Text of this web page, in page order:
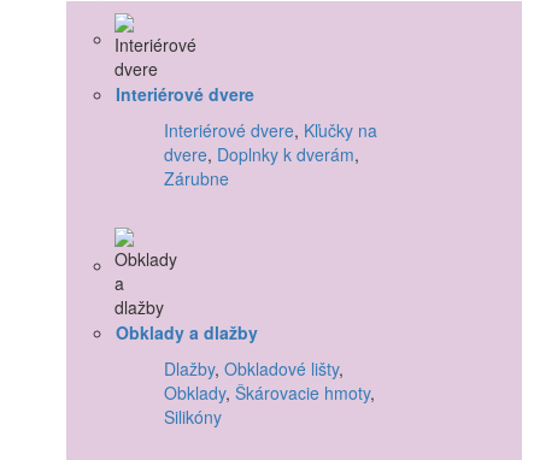
Interiérové dvere
Interiérové dvere, Kľučky na
dvere, Doplnky k dverám,
Zárubne
Obklady a dlažby
Dlažby, Obkladové lišty,
Obklady, Škárovacie hmoty,
Silikóny